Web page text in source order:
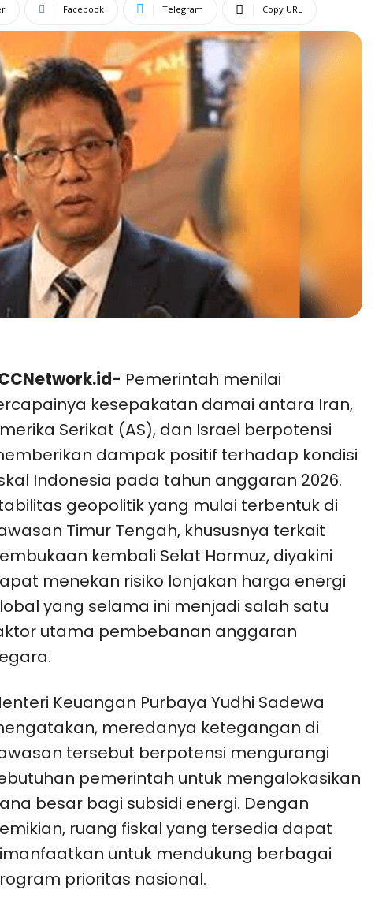
Facebook Telegram Copy URL
Pemerintah menilai
kesepakatan damai antara Iran,
Serikat (AS), dan Israel berpotensi
dampak positif terhadap kondisi
Indonesia pada tahun anggaran 2026.
geopolitik yang mulai terbentuk di
Timur Tengah, khususnya terkait
kembali Selat Hormuz, diyakini
menekan risiko lonjakan harga energi
yang selama ini menjadi salah satu
utama pembebanan anggaran
Keuangan Purbaya Yudhi Sadewa
meredanya ketegangan di
tersebut berpotensi mengurangi
pemerintah untuk mengalokasikan
besar bagi subsidi energi. Dengan
ruang fiskal yang tersedia dapat
untuk mendukung berbagai
prioritas nasional.